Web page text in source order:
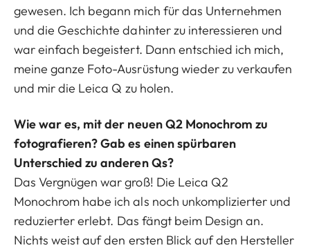
gewesen. Ich begann mich für das Unternehmen
und die Geschichte dahinter zu interessieren und
war einfach begeistert. Dann entschied ich mich,
meine ganze Foto-Ausrüstung wieder zu verkaufen
und mir die Leica Q zu holen.
Wie war es, mit der neuen Q2 Monochrom zu
fotografieren? Gab es einen spürbaren
Unterschied zu anderen Qs?
Das Vergnügen war groß! Die Leica Q2
Monochrom habe ich als noch unkomplizierter und
reduzierter erlebt. Das fängt beim Design an.
Nichts weist auf den ersten Blick auf den Hersteller